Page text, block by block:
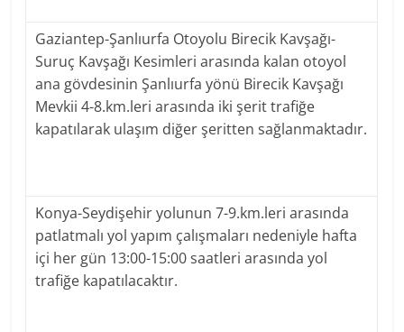
Gaziantep-Şanlıurfa Otoyolu Birecik Kavşağı-
Suruç Kavşağı Kesimleri arasında kalan otoyol
ana gövdesinin Şanlıurfa yönü Birecik Kavşağı
Mevkii 4-8.km.leri arasında iki şerit trafiğe
kapatılarak ulaşım diğer şeritten sağlanmaktadır.
Konya-Seydişehir yolunun 7-9.km.leri arasında
patlatmalı yol yapım çalışmaları nedeniyle hafta
içi her gün 13:00-15:00 saatleri arasında yol
trafiğe kapatılacaktır.